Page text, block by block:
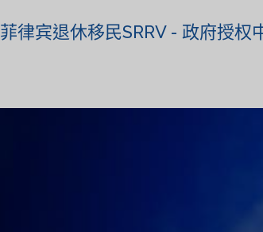
菲律宾退休移民SRRV - 政府授权